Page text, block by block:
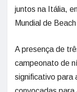
juntos na Itália,
Mundial de
A presença de
campeonato de
significativo para